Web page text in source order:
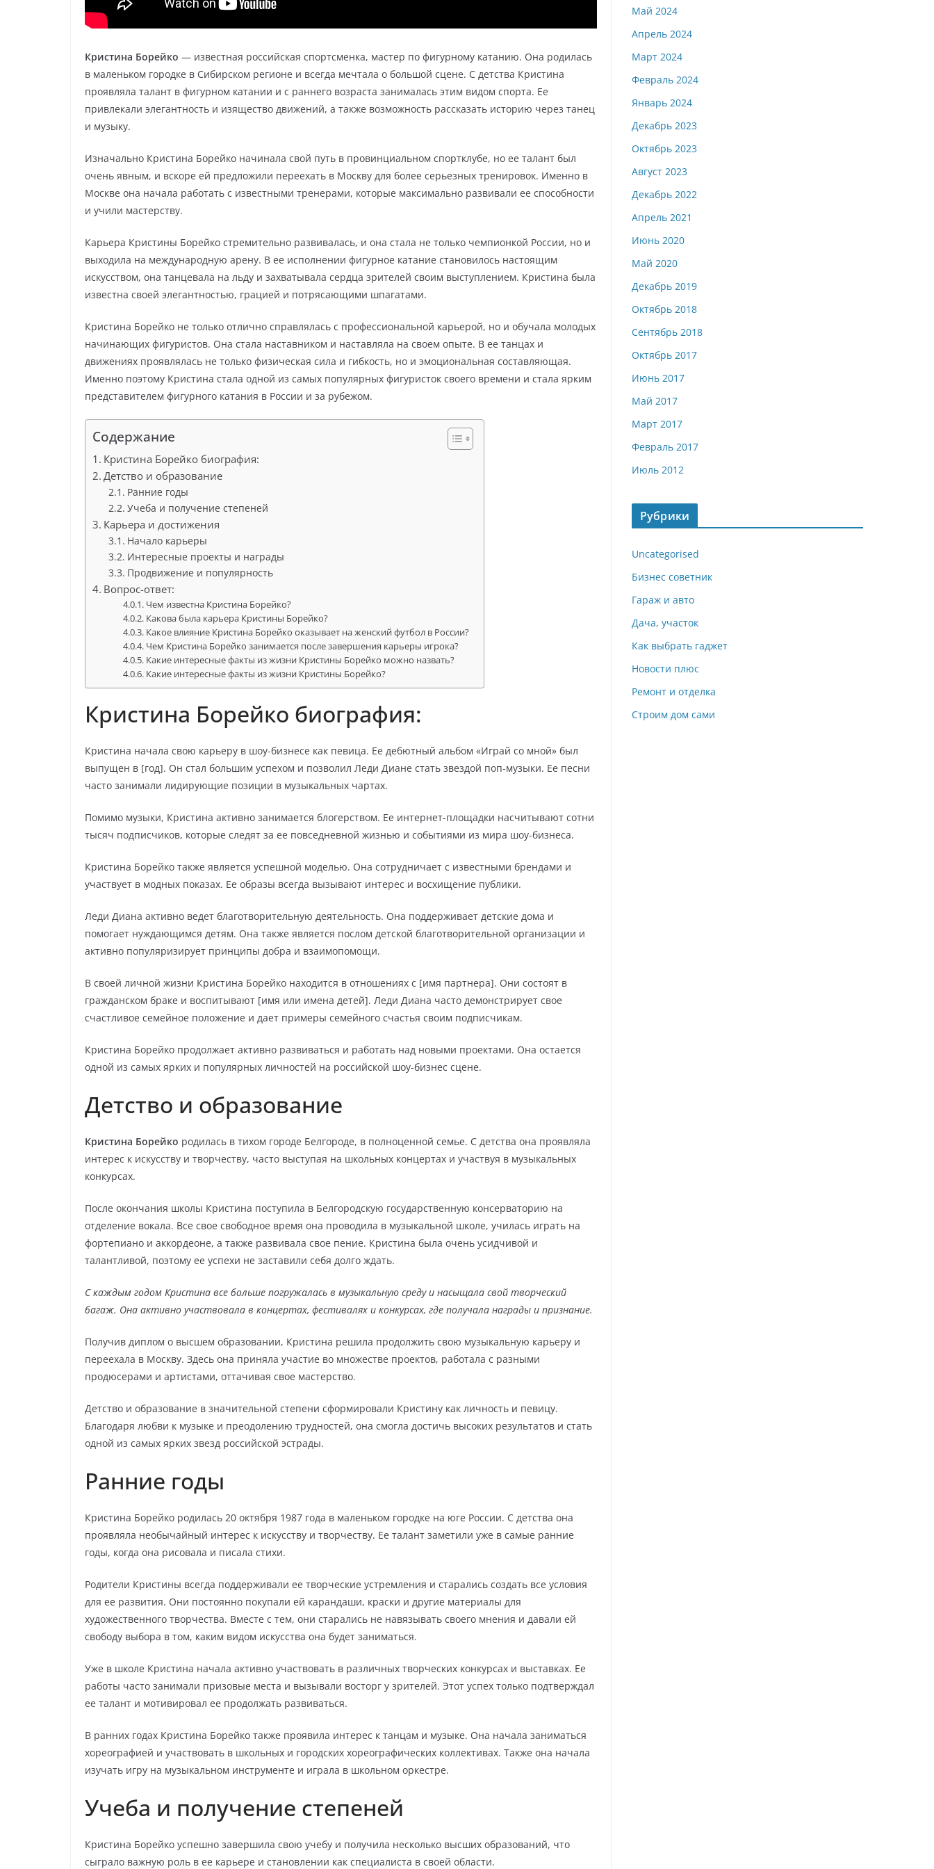
Кристина Борейко — известная российская спортсменка, мастер по фигурному катанию. Она родилась
в маленьком городке в Сибирском регионе и всегда мечтала о большой сцене. С детства Кристина
проявляла талант в фигурном катании и с раннего возраста занималась этим видом спорта. Ее
привлекали элегантность и изящество движений, а также возможность рассказать историю через танец
и музыку.
Изначально Кристина Борейко начинала свой путь в провинциальном спортклубе, но ее талант был
очень явным, и вскоре ей предложили переехать в Москву для более серьезных тренировок. Именно в
Москве она начала работать с известными тренерами, которые максимально развивали ее способности
и учили мастерству.
Карьера Кристины Борейко стремительно развивалась, и она стала не только чемпионкой России, но и
выходила на международную арену. В ее исполнении фигурное катание становилось настоящим
искусством, она танцевала на льду и захватывала сердца зрителей своим выступлением. Кристина была
известна своей элегантностью, грацией и потрясающими шпагатами.
Кристина Борейко не только отлично справлялась с профессиональной карьерой, но и обучала молодых
начинающих фигуристов. Она стала наставником и наставляла на своем опыте. В ее танцах и
движениях проявлялась не только физическая сила и гибкость, но и эмоциональная составляющая.
Именно поэтому Кристина стала одной из самых популярных фигуристок своего времени и стала ярким
представителем фигурного катания в России и за рубежом.
Содержание
Кристина Борейко биография:
Детство и образование
Ранние годы
Учеба и получение степеней
Карьера и достижения
Начало карьеры
Интересные проекты и награды
Продвижение и популярность
Вопрос-ответ:
Чем известна Кристина Борейко?
Какова была карьера Кристины Борейко?
Какое влияние Кристина Борейко оказывает на женский футбол в России?
Чем Кристина Борейко занимается после завершения карьеры игрока?
Какие интересные факты из жизни Кристины Борейко можно назвать?
Какие интересные факты из жизни Кристины Борейко?
Кристина Борейко биография:
Кристина начала свою карьеру в шоу-бизнесе как певица. Ее дебютный альбом «Играй со мной» был
выпущен в [год]. Он стал большим успехом и позволил Леди Диане стать звездой поп-музыки. Ее песни
часто занимали лидирующие позиции в музыкальных чартах.
Помимо музыки, Кристина активно занимается блогерством. Ее интернет-площадки насчитывают сотни
тысяч подписчиков, которые следят за ее повседневной жизнью и событиями из мира шоу-бизнеса.
Кристина Борейко также является успешной моделью. Она сотрудничает с известными брендами и
участвует в модных показах. Ее образы всегда вызывают интерес и восхищение публики.
Леди Диана активно ведет благотворительную деятельность. Она поддерживает детские дома и
помогает нуждающимся детям. Она также является послом детской благотворительной организации и
активно популяризирует принципы добра и взаимопомощи.
В своей личной жизни Кристина Борейко находится в отношениях с [имя партнера]. Они состоят в
гражданском браке и воспитывают [имя или имена детей]. Леди Диана часто демонстрирует свое
счастливое семейное положение и дает примеры семейного счастья своим подписчикам.
Кристина Борейко продолжает активно развиваться и работать над новыми проектами. Она остается
одной из самых ярких и популярных личностей на российской шоу-бизнес сцене.
Детство и образование
Кристина Борейко родилась в тихом городе Белгороде, в полноценной семье. С детства она проявляла
интерес к искусству и творчеству, часто выступая на школьных концертах и участвуя в музыкальных
конкурсах.
После окончания школы Кристина поступила в Белгородскую государственную консерваторию на
отделение вокала. Все свое свободное время она проводила в музыкальной школе, училась играть на
фортепиано и аккордеоне, а также развивала свое пение. Кристина была очень усидчивой и
талантливой, поэтому ее успехи не заставили себя долго ждать.
С каждым годом Кристина все больше погружалась в музыкальную среду и насыщала свой творческий
багаж. Она активно участвовала в концертах, фестивалях и конкурсах, где получала награды и признание.
Получив диплом о высшем образовании, Кристина решила продолжить свою музыкальную карьеру и
переехала в Москву. Здесь она приняла участие во множестве проектов, работала с разными
продюсерами и артистами, оттачивая свое мастерство.
Детство и образование в значительной степени сформировали Кристину как личность и певицу.
Благодаря любви к музыке и преодолению трудностей, она смогла достичь высоких результатов и стать
одной из самых ярких звезд российской эстрады.
Ранние годы
Кристина Борейко родилась 20 октября 1987 года в маленьком городке на юге России. С детства она
проявляла необычайный интерес к искусству и творчеству. Ее талант заметили уже в самые ранние
годы, когда она рисовала и писала стихи.
Родители Кристины всегда поддерживали ее творческие устремления и старались создать все условия
для ее развития. Они постоянно покупали ей карандаши, краски и другие материалы для
художественного творчества. Вместе с тем, они старались не навязывать своего мнения и давали ей
свободу выбора в том, каким видом искусства она будет заниматься.
Уже в школе Кристина начала активно участвовать в различных творческих конкурсах и выставках. Ее
работы часто занимали призовые места и вызывали восторг у зрителей. Этот успех только подтверждал
ее талант и мотивировал ее продолжать развиваться.
В ранних годах Кристина Борейко также проявила интерес к танцам и музыке. Она начала заниматься
хореографией и участвовать в школьных и городских хореографических коллективах. Также она начала
изучать игру на музыкальном инструменте и играла в школьном оркестре.
Учеба и получение степеней
Кристина Борейко успешно завершила свою учебу и получила несколько высших образований, что
сыграло важную роль в ее карьере и становлении как специалиста в своей области.
Май 2024
Апрель 2024
Март 2024
Февраль 2024
Январь 2024
Декабрь 2023
Октябрь 2023
Август 2023
Декабрь 2022
Апрель 2021
Июнь 2020
Май 2020
Декабрь 2019
Октябрь 2018
Сентябрь 2018
Октябрь 2017
Июнь 2017
Май 2017
Март 2017
Февраль 2017
Июль 2012
Рубрики
Uncategorised
Бизнес советник
Гараж и авто
Дача, участок
Как выбрать гаджет
Новости плюс
Ремонт и отделка
Строим дом сами